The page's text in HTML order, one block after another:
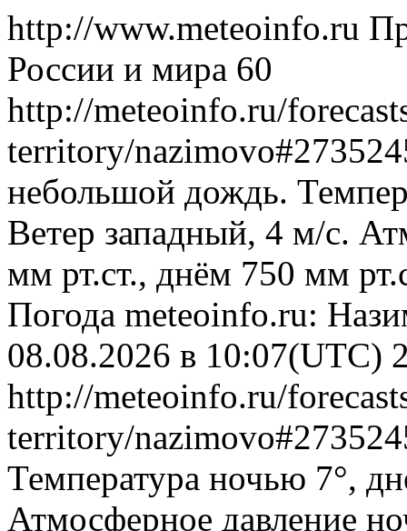
http://www.meteoinfo.ru
России и мира 60
http://meteoinfo.ru/
territory/
небольшой дождь.
Ветер западный, 4 м/с.
мм рт.ст., днём 750 мм
Погода meteoinfo.ru:
08.08.2026 в 10:07(UTC)
http://meteoinfo.ru/
territory/
Температура ночью 7°,
Атмосферное давление